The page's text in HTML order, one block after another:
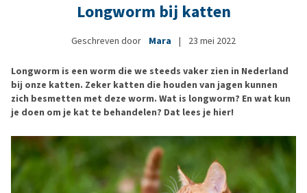
Longworm bij katten
Geschreven door Mara | 23 mei 2022
Longworm is een worm die we steeds vaker zien in Nederland
bij onze katten. Zeker katten die houden van jagen kunnen
zich besmetten met deze worm. Wat is longworm? En wat kun
je doen om je kat te behandelen? Dat lees je hier!